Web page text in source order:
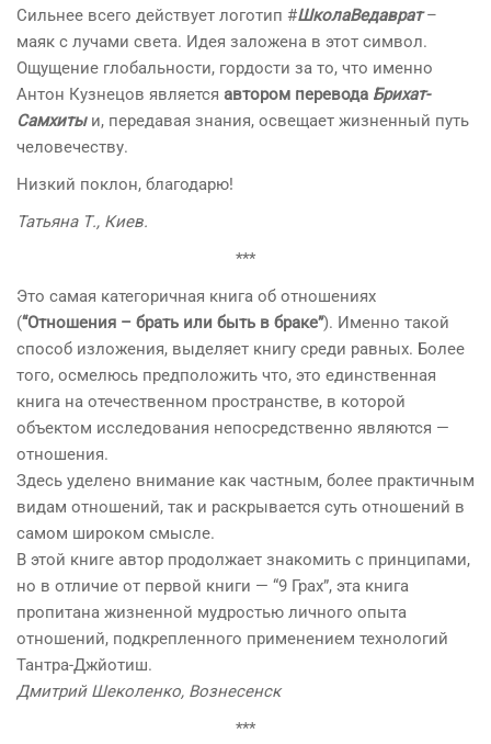
Сильнее всего действует логотип #ШколаВедаврат–
маяк с лучами света. Идея заложена в этот символ.
Ощущение глобальности, гордости за то, что именно
Антон Кузнецов является автором перевода Брихат-
Самхитыи, передавая знания, освещает жизненный путь
человечеству.
Низкий поклон, благодарю!
Татьяна Т., Киев.
***
Это самая категоричная книга об отношениях
(“Отношения – брать или быть в браке”). Именно такой
способ изложения, выделяет книгу среди равных. Более
того, осмелюсь предположить что, это единственная
книга на отечественном пространстве, в которой
объектом исследования непосредственно являются —
отношения.
Здесь уделено внимание как частным, более практичным
видам отношений, так и раскрывается суть отношений в
самом широком смысле.
В этой книге автор продолжает знакомить с принципами,
но в отличие от первой книги — “9 Грах”, эта книга
пропитана жизненной мудростью личного опыта
отношений, подкрепленного применением технологий
Тантра-Джйотиш.
Дмитрий Шеколенко, Вознесенск
***